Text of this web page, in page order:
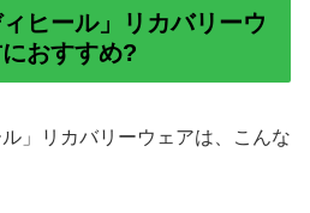
ヒール」リカバリーウ
おすすめ?
」リカバリーウェアは、こんな